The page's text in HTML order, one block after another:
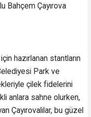
Bahçem Çayırova
hazırlanan stantların
Park ve
çilek fidelerini
anlara sahne olurken,
Çayırovalılar, bu güzel